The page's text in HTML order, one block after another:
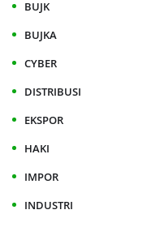
BUJK
BUJKA
CYBER
DISTRIBUSI
EKSPOR
HAKI
IMPOR
INDUSTRI